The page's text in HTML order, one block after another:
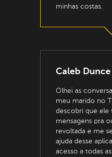
minhas costas.
Caleb Dunce
Olhei as
meu marido no
descobri que ele
mensagens pra
revoltada e me
ajuda desse
acesso a todas